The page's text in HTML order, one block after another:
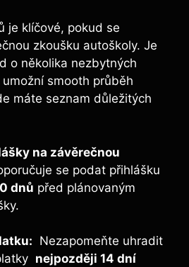
je⁤ klíčové, pokud‌ se
zkoušku autoškoly. ‌Je
o několika nezbytných
smooth ​průběh⁤
máte⁣ seznam důležitých
na​ závěrečnou
se podat přihlášku
dnů před plánovaným
‌ Nezapomeňte ⁣uhradit
nejpozději 14 dní